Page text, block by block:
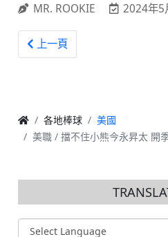
MR. ROOKIE 2024年5
上一篇文章: 一路好走！前
上一頁
各地棒球
美國
美職 / 擋不住小熊今永昇太 開